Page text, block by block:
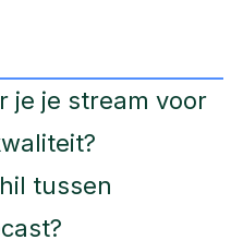
je je stream voor
tussen